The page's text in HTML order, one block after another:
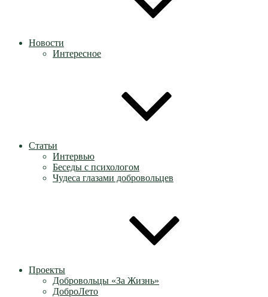
Новости
Интересное
Статьи
Интервью
Беседы с психологом
Чудеса глазами добровольцев
Проекты
Добровольцы «За Жизнь»
ДоброЛето